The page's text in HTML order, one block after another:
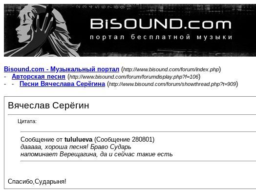
Bisound.com - Музыкальный портал (http://www.bisound.com/forum/index.php)
- Авторская песня (http://www.bisound.com/forum/forumdisplay.php?f=106)
- -
Песни Вячеслава Серёгина(http://www.bisound.com/forum/showthread.php?t=909)
Вячеслав Серёгин
Цитата:
Сообщение от tululueva (Сообщение 280801)
дааааа, хороша песня! Браво Сударь
напоминает Верещагина, да и сейчас такие есть
Спасибо,Сударыня!